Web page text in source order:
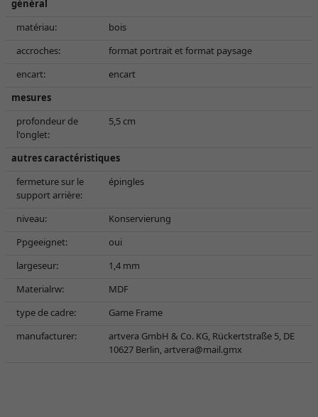
général
matériau:
bois
accroches:
format portrait et format paysage
encart:
encart
mesures
profondeur de
l'onglet:
5,5 cm
autres caractéristiques
fermeture sur le
support arrière:
épingles
niveau:
Konservierung
Ppgeeignet:
oui
largeseur:
1,4 mm
Materialrw:
MDF
type de cadre:
Game Frame
manufacturer:
artvera GmbH & Co. KG, Rückertstraße 5, DE
10627 Berlin,artvera@mail.gmx